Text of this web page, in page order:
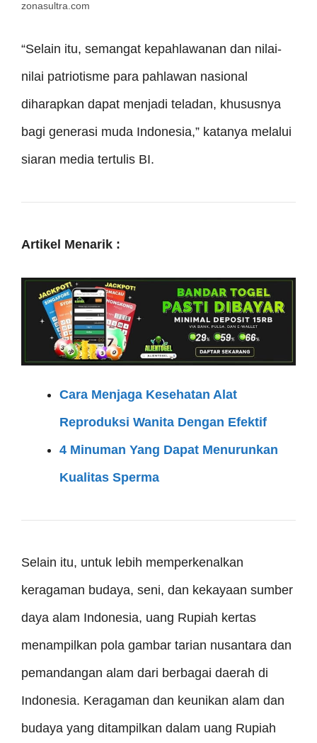
zonasultra.com
“Selain itu, semangat kepahlawanan dan nilai-
nilai patriotisme para pahlawan nasional
diharapkan dapat menjadi teladan, khususnya
bagi generasi muda Indonesia,” katanya melalui
siaran media tertulis BI.
Artikel Menarik :
Cara Menjaga Kesehatan Alat
Reproduksi Wanita Dengan Efektif
4 Minuman Yang Dapat Menurunkan
Kualitas Sperma
Selain itu, untuk lebih memperkenalkan
keragaman budaya, seni, dan kekayaan sumber
daya alam Indonesia, uang Rupiah kertas
menampilkan pola gambar tarian nusantara dan
pemandangan alam dari berbagai daerah di
Indonesia. Keragaman dan keunikan alam dan
budaya yang ditampilkan dalam uang Rupiah